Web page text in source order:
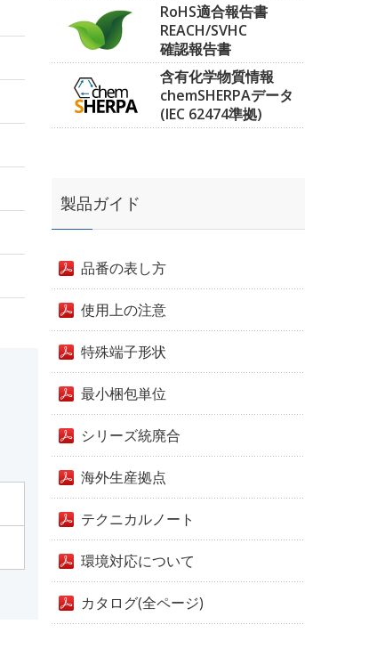
RoHS適合報告書
REACH/SVHC
確認報告書
含有化学物質情報
chemSHERPAデータ
(IEC 62474準拠)
製品ガイド
品番の表し方
使用上の注意
特殊端子形状
最小梱包単位
シリーズ統廃合
海外生産拠点
テクニカルノート
環境対応について
カタログ(全ページ)